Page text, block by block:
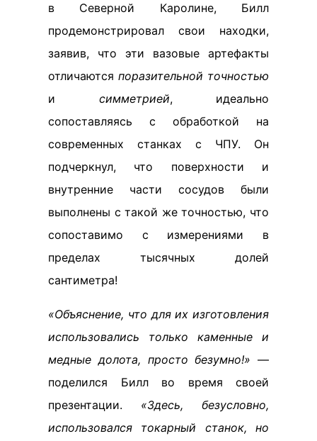
в Северной Каролине, Билл
продемонстрировал свои находки,
заявив, что эти вазовые артефакты
отличаются поразительной точностью
и симметрией, идеально
сопоставляясь с обработкой на
современных станках с ЧПУ. Он
подчеркнул, что поверхности и
внутренние части сосудов были
выполнены с такой же точностью, что
сопоставимо с измерениями в
пределах тысячных долей
сантиметра!
«Объяснение, что для их изготовления
использовались только каменные и
медные долота, просто безумно!» —
поделился Билл во время своей
презентации. «Здесь, безусловно,
использовался токарный станок, но